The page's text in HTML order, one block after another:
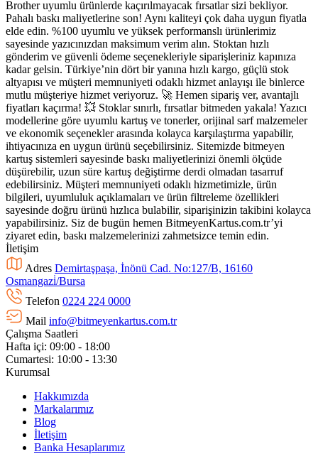
Brother uyumlu ürünlerde kaçırılmayacak fırsatlar sizi bekliyor.
Pahalı baskı maliyetlerine son! Aynı kaliteyi çok daha uygun fiyatla
elde edin. %100 uyumlu ve yüksek performanslı ürünlerimiz
sayesinde yazıcınızdan maksimum verim alın. Stoktan hızlı
gönderim ve güvenli ödeme seçenekleriyle siparişleriniz kapınıza
kadar gelsin. Türkiye’nin dört bir yanına hızlı kargo, güçlü stok
altyapısı ve müşteri memnuniyeti odaklı hizmet anlayışı ile binlerce
mutlu müşteriye hizmet veriyoruz. 🚀 Hemen sipariş ver, avantajlı
fiyatları kaçırma! 💥 Stoklar sınırlı, fırsatlar bitmeden yakala! Yazıcı
modellerine göre uyumlu kartuş ve tonerler, orijinal sarf malzemeler
ve ekonomik seçenekler arasında kolayca karşılaştırma yapabilir,
ihtiyacınıza en uygun ürünü seçebilirsiniz. Sitemizde bitmeyen
kartuş sistemleri sayesinde baskı maliyetlerinizi önemli ölçüde
düşürebilir, uzun süre kartuş değiştirme derdi olmadan tasarruf
edebilirsiniz. Müşteri memnuniyeti odaklı hizmetimizle, ürün
bilgileri, uyumluluk açıklamaları ve ürün filtreleme özellikleri
sayesinde doğru ürünü hızlıca bulabilir, siparişinizin takibini kolayca
yapabilirsiniz. Siz de bugün hemen BitmeyenKartus.com.tr’yi
ziyaret edin, baskı malzemelerinizi zahmetsizce temin edin.
İletişim
Adres Demirtaşpaşa, İnönü Cad. No:127/B, 16160
Osmangazi̇/Bursa
Telefon 0224 224 0000
Mail info@bitmeyenkartus.com.tr
Çalışma Saatleri
Hafta içi: 09:00 - 18:00
Cumartesi: 10:00 - 13:30
Kurumsal
Hakkımızda
Markalarımız
Blog
İletişim
Banka Hesaplarımız